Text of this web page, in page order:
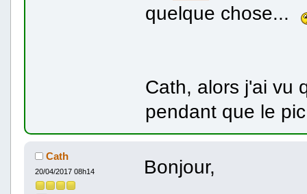
quelque chose...
Cath, alors j'ai vu
pendant que le
Cath
20/04/2017 08h14 Bonjour,